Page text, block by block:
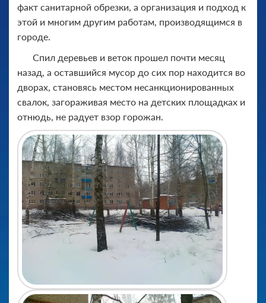
факт санитарной обрезки, а организация и подход к
этой и многим другим работам, производящимся в
городе.
Спил деревьев и веток прошел почти месяц
назад, а оставшийся мусор до сих пор находится во
дворах, становясь местом несанкционированных
свалок, загораживая место на детских площадках и
отнюдь, не радует взор горожан.